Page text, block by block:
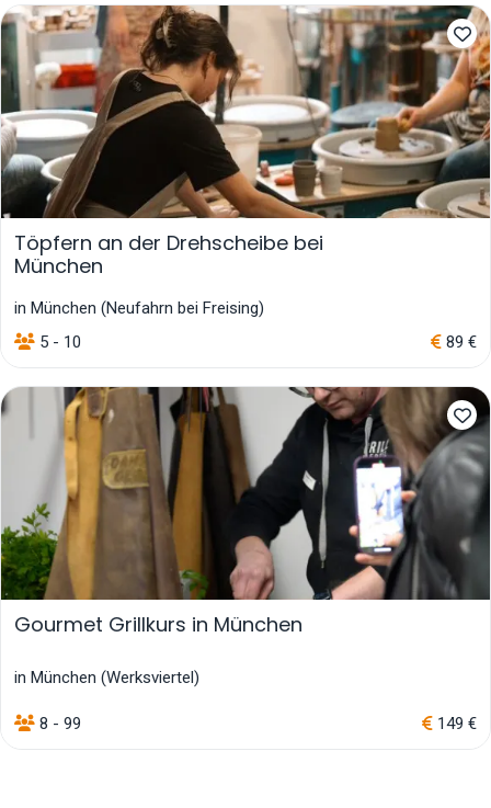
Töpfern an der Drehscheibe bei
München
in München (Neufahrn bei Freising)
5 - 10
89 €
Gourmet Grillkurs in München
in München (Werksviertel)
8 - 99 149 €